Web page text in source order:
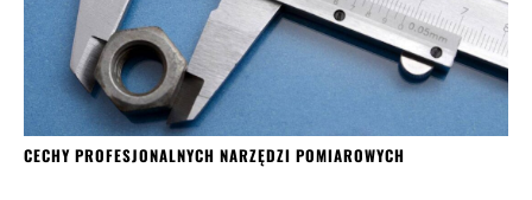
CECHY PROFESJONALNYCH NARZĘDZI POMIAROWYCH